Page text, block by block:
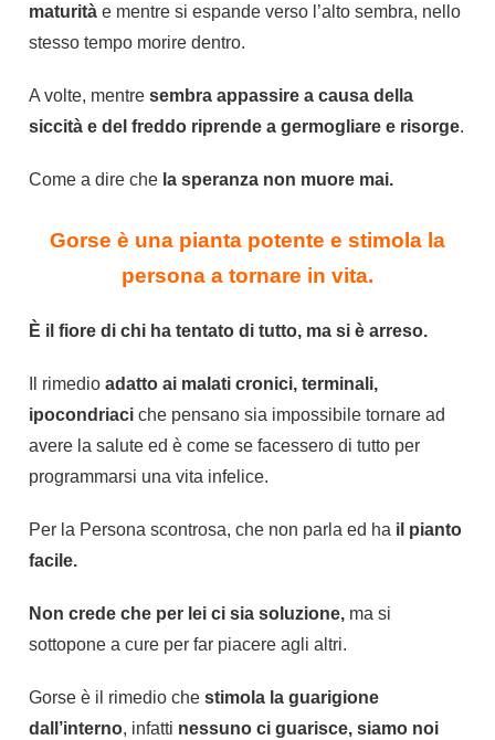
maturitàe mentre si espande verso l’alto sembra, nello
stesso tempo morire dentro.
A volte, mentre sembra appassire a causa della
siccità e del freddo riprende a germogliare e risorge.
Come a dire chela speranza non muore mai.
Gorse è una pianta potente e stimola la
persona a tornare in vita.
È il fiore di chi ha tentato di tutto, ma si è arreso.
Il rimedio adatto ai malati cronici, terminali,
ipocondriaciche pensano sia impossibile tornare ad
avere la salute ed è come se facessero di tutto per
programmarsi una vita infelice.
Per la Persona scontrosa, che non parla ed ha il pianto
facile.
Non crede che per lei ci sia soluzione,ma si
sottopone a cure per far piacere agli altri.
Gorse è il rimedio che stimola la guarigione
dall’interno, infatti nessuno ci guarisce, siamo noi